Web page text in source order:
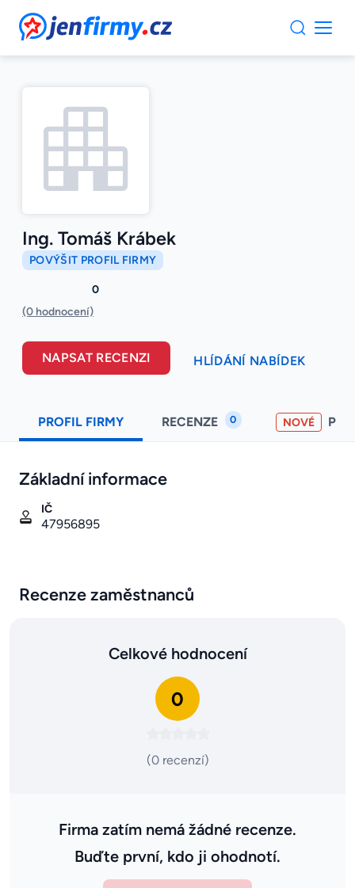
JenFirmy.cz
Ing. Tomáš Krábek
POVÝŠIT PROFIL FIRMY
0
(0 hodnocení)
NAPSAT RECENZI HLÍDÁNÍ NABÍDEK
PROFIL FIRMY RECENZE 0 NOVÉ
Základní informace
IČ
47956895
Recenze zaměstnanců
Celkové hodnocení
0
(0 recenzí)
Firma zatím nemá žádné recenze.
Buďte první, kdo ji ohodnotí.